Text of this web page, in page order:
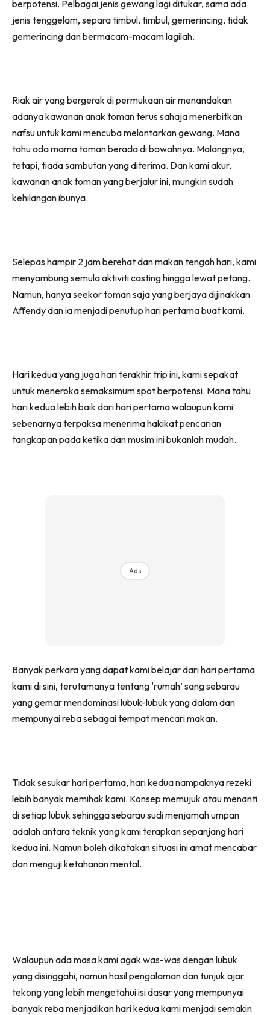
berpotensi. Pelbagai jenis gewang lagi ditukar, sama ada
jenis tenggelam, separa timbul, timbul, gemerincing, tidak
gemerincing dan bermacam-macam lagilah.
Riak air yang bergerak di permukaan air menandakan
adanya kawanan anak toman terus sahaja menerbitkan
nafsu untuk kami mencuba melontarkan gewang. Mana
tahu ada mama toman berada di bawahnya. Malangnya,
tetapi, tiada sambutan yang diterima. Dan kami akur,
kawanan anak toman yang berjalur ini, mungkin sudah
kehilangan ibunya.
Selepas hampir 2 jam berehat dan makan tengah hari, kami
menyambung semula aktiviti casting hingga lewat petang.
Namun, hanya seekor toman saja yang berjaya dijinakkan
Affendy dan ia menjadi penutup hari pertama buat kami.
Hari kedua yang juga hari terakhir trip ini, kami sepakat
untuk meneroka semaksimum spot berpotensi. Mana tahu
hari kedua lebih baik dari hari pertama walaupun kami
sebenarnya terpaksa menerima hakikat pencarian
tangkapan pada ketika dan musim ini bukanlah mudah.
Ads
Banyak perkara yang dapat kami belajar dari hari pertama
kami di sini, terutamanya tentang ‘rumah’ sang sebarau
yang gemar mendominasi lubuk-lubuk yang dalam dan
mempunyai reba sebagai tempat mencari makan.
Tidak sesukar hari pertama, hari kedua nampaknya rezeki
lebih banyak memihak kami. Konsep memujuk atau menanti
di setiap lubuk sehingga sebarau sudi menjamah umpan
adalah antara teknik yang kami terapkan sepanjang hari
kedua ini. Namun boleh dikatakan situasi ini amat mencabar
dan menguji ketahanan mental.
Walaupun ada masa kami agak was-was dengan lubuk
yang disinggahi, namun hasil pengalaman dan tunjuk ajar
tekong yang lebih mengetahui isi dasar yang mempunyai
banyak reba menjadikan hari kedua kami menjadi semakin